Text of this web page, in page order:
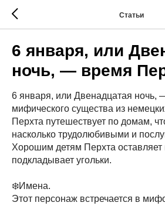
Статьи
6 января, или
ночь, — время
6 января, или Двенадцатая
мифического существа из
Перхта путешествует по домам,
насколько трудолюбивыми и
Хорошим детям Перхта оставляет
подкладывает угольки.
❄️Имена.
Этот персонаж встречается в